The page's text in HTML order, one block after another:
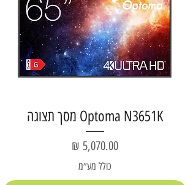
Optoma N3651K מסך תצוגה
מחיר
כולל מע״מ